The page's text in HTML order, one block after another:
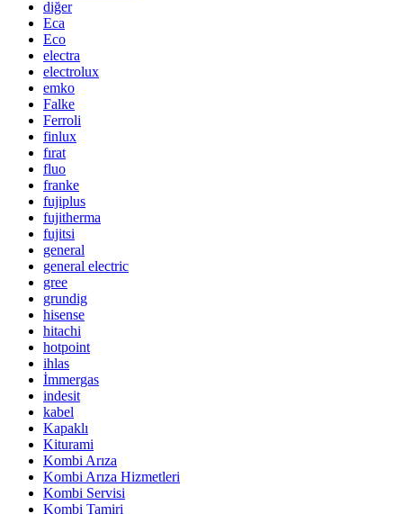
diğer
Eca
Eco
electra
electrolux
emko
Falke
Ferroli
finlux
fırat
fluo
franke
fujiplus
fujitherma
fujitsi
general
general electric
gree
grundig
hisense
hitachi
hotpoint
ihlas
İmmergas
indesit
kabel
Kapaklı
Kiturami
Kombi Arıza
Kombi Arıza Hizmetleri
Kombi Servisi
Kombi Tamiri